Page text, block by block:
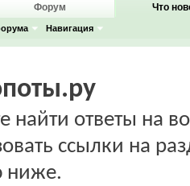
Форум
Навигация
Что
найти ответы на
ссылки на
ниже.